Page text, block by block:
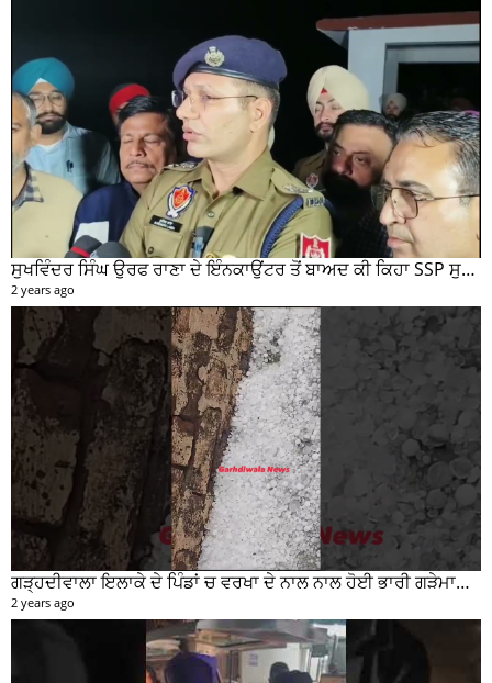
ਸੁਖਵਿੰਦਰ ਸਿੰਘ ਉਰਫ ਰਾਣਾ ਦੇ ਇੰਨਕਾਉਂਟਰ ਤੋਂ ਬਾਅਦ ਕੀ ਕਿਹਾ SSP ਸੁਰੇਂਦਰ ਲਾਂਬਾ ਤੁਸੀਂ ਵੀ ਸੁਣੋ...
2 years ago
ਗੜ੍ਹਦੀਵਾਲਾ ਇਲਾਕੇ ਦੇ ਪਿੰਡਾਂ ਚ ਵਰਖਾ ਦੇ ਨਾਲ ਨਾਲ ਹੋਈ ਭਾਰੀ ਗੜੇਮਾਰੀ ਦੀਆਂ ਦੇਖੋ ਤਸਵੀਰਾਂ #garhdiwala #snow
2 years ago